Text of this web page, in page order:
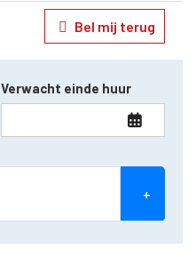
Bel mij terug
Verwacht einde huur
+